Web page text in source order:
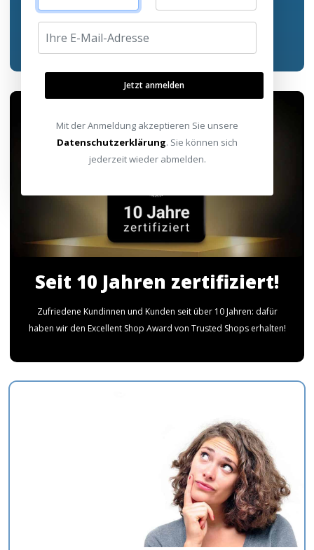
JETZT ANSEHEN!
Seit 10 Jahren zertifiziert!
Zufriedene Kundinnen und Kunden seit über 10 Jahren: dafür
haben wir den Excellent Shop Award von Trusted Shops erhalten!
Jetzt anmelden
Mit der Anmeldung akzeptieren Sie unsere
Datenschutzerklärung. Sie können sich
jederzeit wieder abmelden.